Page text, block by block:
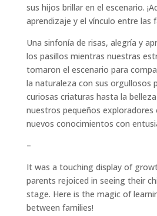
sus hijos brillar en el escenario.
aprendizaje y el vínculo entre las
Una sinfonía de risas, alegría y
los pasillos mientras nuestras
tomaron el escenario para
la naturaleza con sus orgullosos
curiosas criaturas hasta la
nuestros pequeños exploradores
nuevos conocimientos con
–
It was a touching display of
parents rejoiced in seeing their
stage. Here is the magic of
between families!